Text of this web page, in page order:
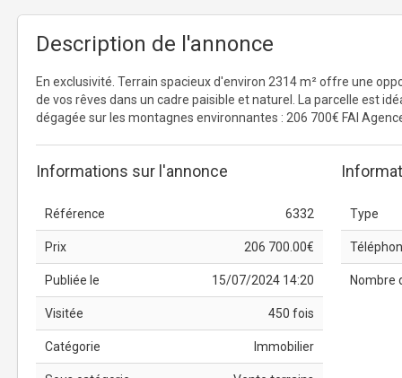
Description de l'annonce
En exclusivité. Terrain spacieux d'environ 2314 m² offre une
de vos rêves dans un cadre paisible et naturel. La parcelle est
dégagée sur les montagnes environnantes : 206 700€ FAI
Informations sur l'annonce
Référence 6332
Prix 206 700.00€
Publiée le 15/07/2024 14:20
Visitée 450 fois
Catégorie Immobilier
Type
Nombre